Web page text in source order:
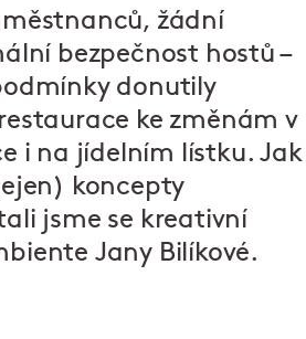
žádní
bezpečnost hostů –
donutily
ke změnám v
i na jídelním lístku. Jak
koncepty
jsme se kreativní
Jany Bilíkové.